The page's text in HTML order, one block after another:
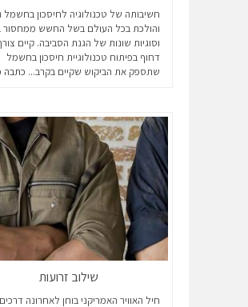
חשיבותה של טכנולוגיה לחיסכון בחשמל
והולכת בכל העולם בשל החשש ממחסור
וסוגיות שונות של הגנת הסביבה. קיים
דחוף בפיתוח טכנולוגיית חיסכון בחשמל
שתספק את הביקוש שקיים בקרב... כתבה
שילוב זרועות
חיל האוויר האמריקני בוחן לאחרונה דרכים